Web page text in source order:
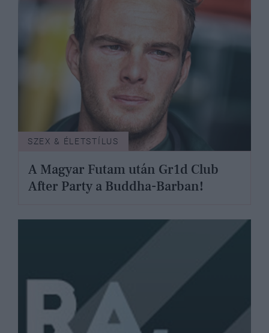
SZEX & ÉLETSTÍLUS
A Magyar Futam után Gr1d Club
After Party a Buddha-Barban!